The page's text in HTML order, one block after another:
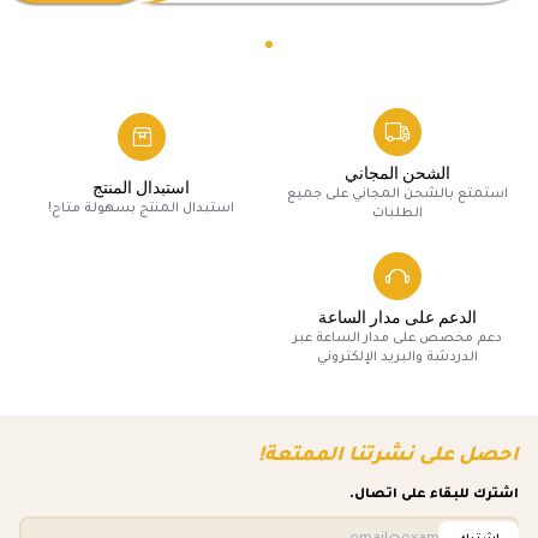
الشحن المجاني
استمتع بالشحن المجاني على جميع
الطلبات
استبدال المنتج
استبدال المنتج بسهولة متاح!
الدعم على مدار الساعة
دعم مخصص على مدار الساعة عبر
الدردشة والبريد الإلكتروني
احصل على نشرتنا الممتعة!
اشترك للبقاء على اتصال.